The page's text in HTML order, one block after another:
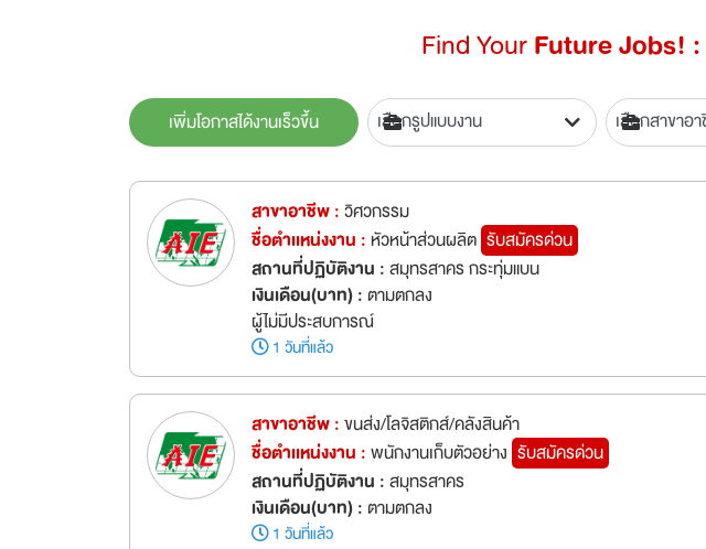
Find YourFuture Jobs! :
เพิ่มโอกาสได้งานเร็วขึ้น
สาขาอาชีพ :วิศวกรรม
ชื่อตำเเหน่งงาน :หัวหน้าส่วนผลิต รับสมัครด่วน
สถานที่ปฏิบัติงาน :สมุทรสาคร กระทุ่มแบน
เงินเดือน(บาท) :ตามตกลง
ผู้ไม่มีประสบการณ์
1 วันที่แล้ว
สาขาอาชีพ :ขนส่ง/โลจิสติกส์/คลังสินค้า
ชื่อตำเเหน่งงาน :พนักงานเก็บตัวอย่าง รับสมัครด่วน
สถานที่ปฏิบัติงาน :สมุทรสาคร
เงินเดือน(บาท) :ตามตกลง
1 วันที่แล้ว